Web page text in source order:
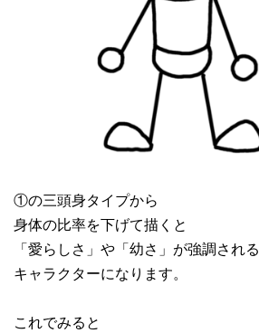
①の三頭身タイプから
身体の比率を下げて描くと
「愛らしさ」や「幼さ」が強調される
キャラクターになります。
これでみると